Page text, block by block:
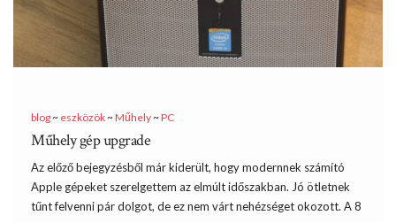
blog~ eszközök~Műhely~PC
Műhely gép upgrade
Az előző bejegyzésből már kiderült, hogy modernnek számító
Apple gépeket szerelgettem az elmúlt időszakban. Jó ötletnek
tűnt felvenni pár dolgot, de ez nem várt nehézséget okozott. A 8